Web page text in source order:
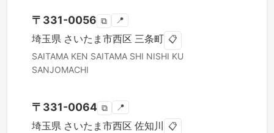
〒 331-0056 ⧉ 📍
埼玉県 さいたま市西区 三条町 📋
SAITAMA KEN SAITAMA SHI NISHI KU
SANJOMACHI
〒 331-0064 ⧉ 📍
埼玉県 さいたま市西区 佐知川 📋